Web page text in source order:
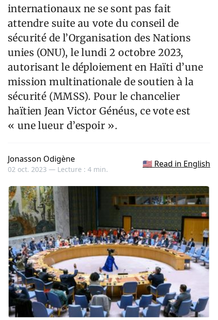
internationaux ne se sont pas fait
attendre suite au vote du conseil de
sécurité de l’Organisation des Nations
unies (ONU), le lundi 2 octobre 2023,
autorisant le déploiement en Haïti d’une
mission multinationale de soutien à la
sécurité (MMSS). Pour le chancelier
haïtien Jean Victor Généus, ce vote est
« une lueur d’espoir ».
Jonasson Odigène
02 oct. 2023 — Lecture : 4 min.
🇺🇸 Read in English